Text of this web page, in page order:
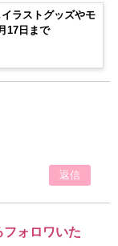
ラストグッズやモ
17日まで
返信
ォロワいた